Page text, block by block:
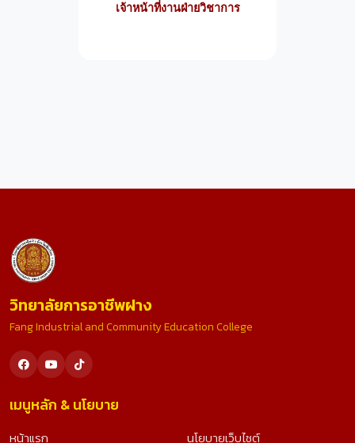
เจ้าหน้าที่งานฝ่ายวิชาการ
วิทยาลัยการอาชีพฝาง
Fang Industrial and Community Education College
เมนูหลัก & นโยบาย
หน้าแรก นโยบายเว็บไซต์